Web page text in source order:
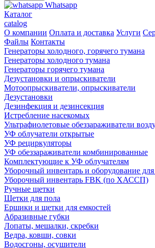
Whatsapp
Каталог
catalog
О компании Оплата и доставка Услуги
Файлы Контакты
Генераторы холодного, горячего тумана
Генераторы холодного тумана
Генераторы горячего тумана
Дезустановки и опрыскиватели
Мотоопрыскиватели, опрыскиватели
Дезустановки
Дезинфекция и дезинсекция
Истребление насекомых
Ультрафиолетовые обеззараживатели
УФ облучатели открытые
УФ рециркуляторы
УФ обеззараживатели комбинированные
Комплектующие к УФ облучателям
Уборочный инвентарь и оборудование
Уборочный инвентарь FBK (по ХАССП)
Ручные щетки
Щетки для пола
Ершики и щетки для емкостей
Абразивные губки
Лопаты, мешалки, скребки
Ведра, ковши, совки
Водосгоны, осушители